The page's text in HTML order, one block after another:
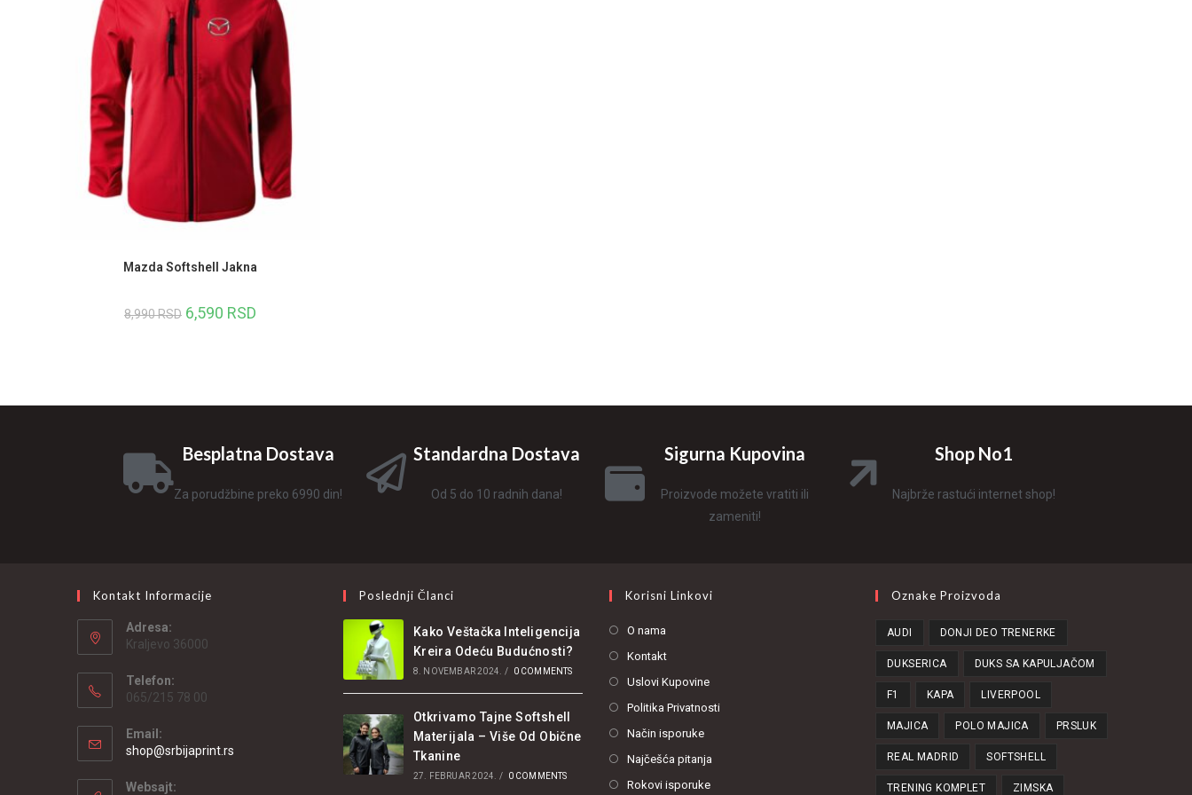
Mazda Softshell Jakna
8,990RSD 6,590 RSD
Besplatna Dostava
Za porudžbine preko 6990 din!
Standardna Dostava
Od 5 do 10 radnih dana!
Sigurna Kupovina
Proizvode možete vratiti ili
zameniti!
Shop No1
Najbrže rastući internet shop!
Kontakt Informacije
Adresa:
Kraljevo 36000
Telefon:
065/215 78 00
Email:
shop@srbijaprint.rs
Websajt:
Poslednji Članci
Kako Veštačka Inteligencija
Kreira Odeću Budućnosti?
8. NOVEMBAR 2024. / 0 COMMENTS
Otkrivamo Tajne Softshell
Materijala – Više Od Obične
Tkanine
27. FEBRUAR 2024. / 0 COMMENTS
Korisni Linkovi
O nama
Kontakt
Uslovi Kupovine
Politika Privatnosti
Način isporuke
Najčešća pitanja
Rokovi isporuke
Oznake Proizvoda
AUDI DONJI DEO TRENERKE
DUKSERICA DUKS SA KAPULJAČOM
F1 KAPA LIVERPOOL
MAJICA POLO MAJICA PRSLUK
REAL MADRID SOFTSHELL
TRENING KOMPLET ZIMSKA